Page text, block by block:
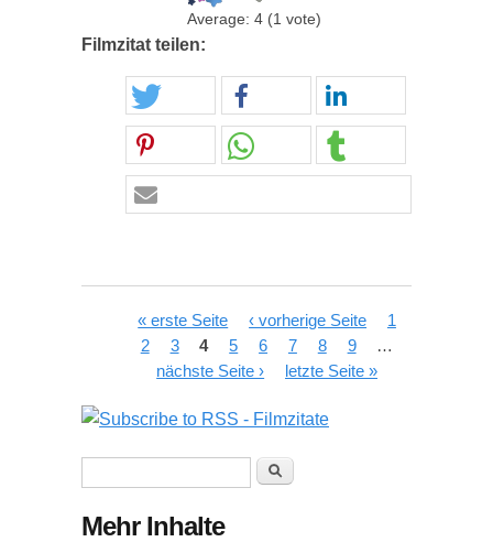
Average: 4 (1 vote)
Filmzitat teilen:
Seiten« erste Seite ‹ vorherige Seite
1
2
3 4 5 6 7 8 9
…
nächste Seite ›
letzte Seite »
Suche
Mehr Inhalte